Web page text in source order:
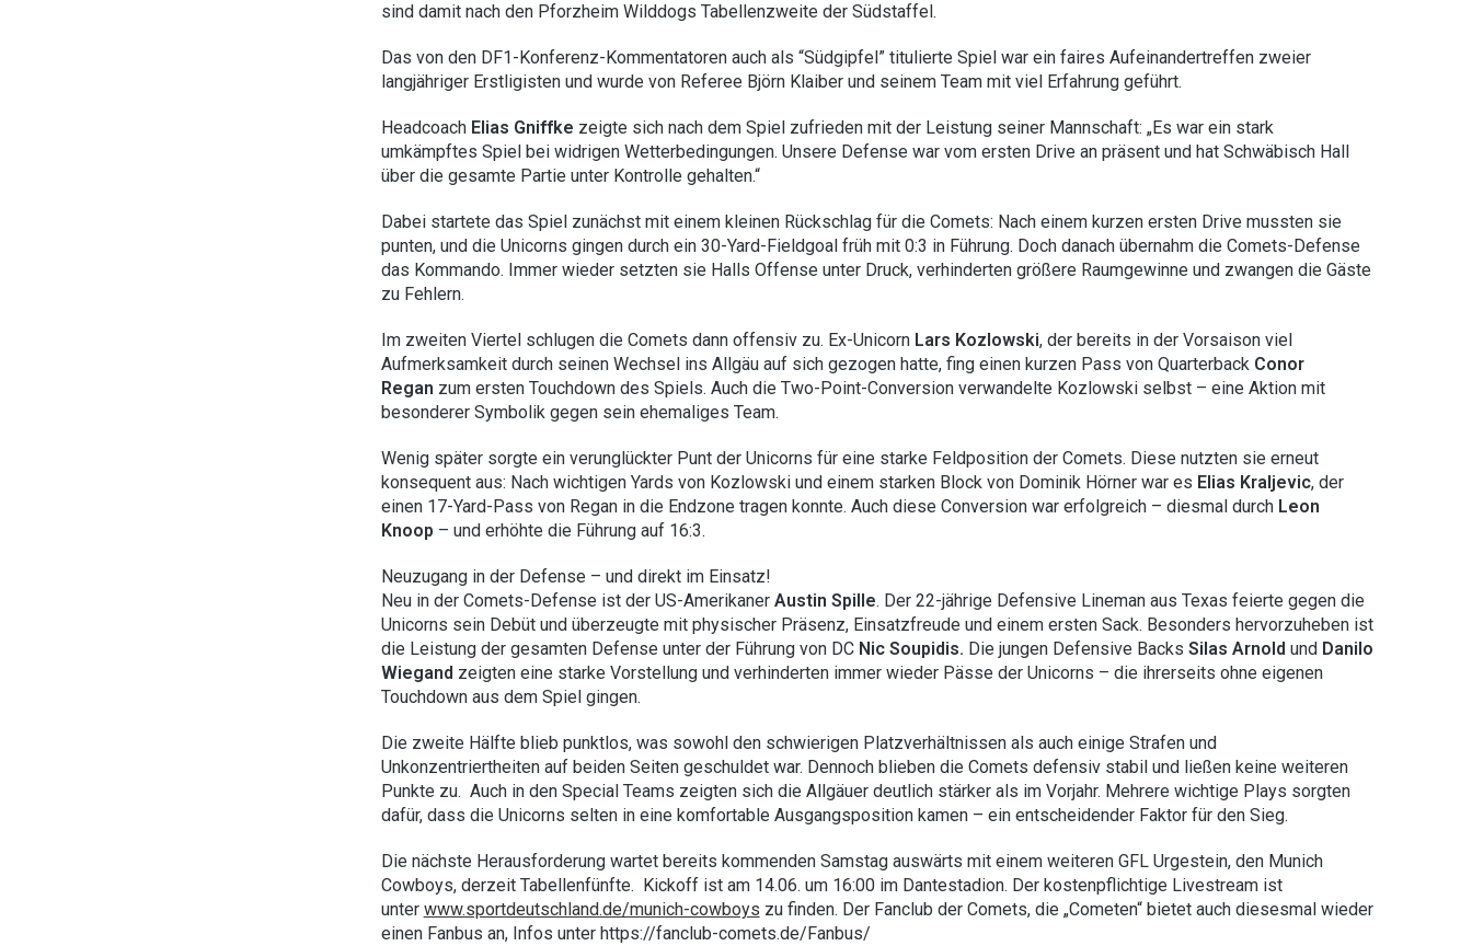
sind damit nach den Pforzheim Wilddogs Tabellenzweite der Südstaffel.
Das von den DF1-Konferenz-Kommentatoren auch als “Südgipfel” titulierte Spiel war ein faires Aufeinandertreffen zweier
langjähriger Erstligisten und wurde von Referee Björn Klaiber und seinem Team mit viel Erfahrung geführt.
HeadcoachElias Gniffke zeigte sich nach dem Spiel zufrieden mit der Leistung seiner Mannschaft: „Es war ein stark
umkämpftes Spiel bei widrigen Wetterbedingungen. Unsere Defense war vom ersten Drive an präsent und hat Schwäbisch Hall
über die gesamte Partie unter Kontrolle gehalten.“
Dabei startete das Spiel zunächst mit einem kleinen Rückschlag für die Comets: Nach einem kurzen ersten Drive mussten sie
punten, und die Unicorns gingen durch ein 30-Yard-Fieldgoal früh mit 0:3 in Führung. Doch danach übernahm die Comets-Defense
das Kommando. Immer wieder setzten sie Halls Offense unter Druck, verhinderten größere Raumgewinne und zwangen die Gäste
zu Fehlern.
Im zweiten Viertel schlugen die Comets dann offensiv zu. Ex-Unicorn Lars Kozlowski, der bereits in der Vorsaison viel
Aufmerksamkeit durch seinen Wechsel ins Allgäu auf sich gezogen hatte, fing einen kurzen Pass von Quarterback Conor
Regan zum ersten Touchdown des Spiels. Auch die Two-Point-Conversion verwandelte Kozlowski selbst – eine Aktion mit
besonderer Symbolik gegen sein ehemaliges Team.
Wenig später sorgte ein verunglückter Punt der Unicorns für eine starke Feldposition der Comets. Diese nutzten sie erneut
konsequent aus: Nach wichtigen Yards von Kozlowski und einem starken Block von Dominik Hörner war es Elias Kraljevic, der
einen 17-Yard-Pass von Regan in die Endzone tragen konnte. Auch diese Conversion war erfolgreich – diesmal durch Leon
Knoop – und erhöhte die Führung auf 16:3.
Neuzugang in der Defense – und direkt im Einsatz!
Neu in der Comets-Defense ist der US-Amerikaner Austin Spille. Der 22-jährige Defensive Lineman aus Texas feierte gegen die
Unicorns sein Debüt und überzeugte mit physischer Präsenz, Einsatzfreude und einem ersten Sack. Besonders hervorzuheben ist
die Leistung der gesamten Defense unter der Führung von DC Nic Soupidis. Die jungen Defensive Backs Silas Arnold und Danilo
Wiegand zeigten eine starke Vorstellung und verhinderten immer wieder Pässe der Unicorns – die ihrerseits ohne eigenen
Touchdown aus dem Spiel gingen.
Die zweite Hälfte blieb punktlos, was sowohl den schwierigen Platzverhältnissen als auch einige Strafen und
Unkonzentriertheiten auf beiden Seiten geschuldet war. Dennoch blieben die Comets defensiv stabil und ließen keine weiteren
Punkte zu. Auch in den Special Teams zeigten sich die Allgäuer deutlich stärker als im Vorjahr. Mehrere wichtige Plays sorgten
dafür, dass die Unicorns selten in eine komfortable Ausgangsposition kamen – ein entscheidender Faktor für den Sieg.
Die nächste Herausforderung wartet bereits kommenden Samstag auswärts mit einem weiteren GFL Urgestein, den Munich
Cowboys, derzeit Tabellenfünfte. Kickoff ist am 14.06. um 16:00 im Dantestadion. Der kostenpflichtige Livestream ist
unter www.sportdeutschland.de/munich-cowboys zu finden. Der Fanclub der Comets, die „Cometen“ bietet auch diesesmal wieder
einen Fanbus an, Infos unter https://fanclub-comets.de/Fanbus/